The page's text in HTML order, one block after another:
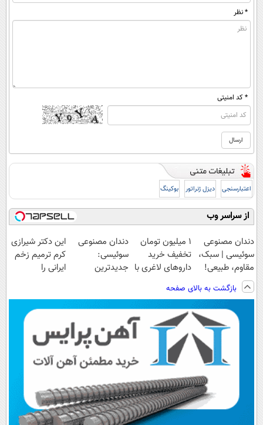
* نظر
* کد امنیتی
اعتبارسنجی دیزل ژنراتور بوکینگ
از سراسر وب
دندان مصنوعی
سوئیسی | سبک،
مقاوم، طبیعی!
ویزیت
رایگان+پرداخت
اقساطی😍
1 میلیون تومان
تخفیف خرید
داروهای لاغری با
داروخانه و پک
یخ!
دندان مصنوعی
سوئیسی:
جدیدترین
پرداخت قسطی
این دکتر شیرازی
کرم ترمیم زخم
ایرانی را
بازگشت به بالای صفحه